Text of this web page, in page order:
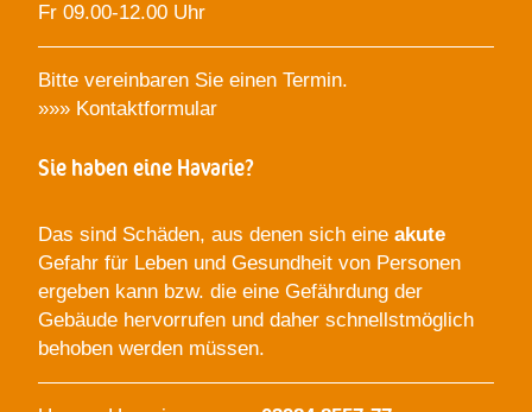
Fr 09.00-12.00 Uhr
Bitte vereinbaren Sie einen Termin.
»»» Kontaktformular
Sie haben eine Havarie?
Das sind Schäden, aus denen sich eine akute
Gefahr für Leben und Gesundheit von Personen
ergeben kann bzw. die eine Gefährdung der
Gebäude hervorrufen und daher schnellstmöglich
behoben werden müssen.